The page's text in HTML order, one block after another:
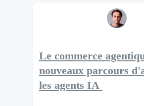
Le commerce
nouveaux parcours
les agents IA